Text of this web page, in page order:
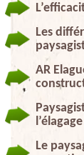
Les
AR
Le